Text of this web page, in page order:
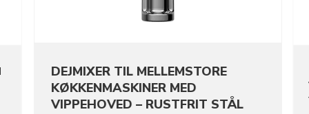
DEJMIXER TIL MELLEMSTORE
KØKKENMASKINER MED
VIPPEHOVED – RUSTFRIT STÅL